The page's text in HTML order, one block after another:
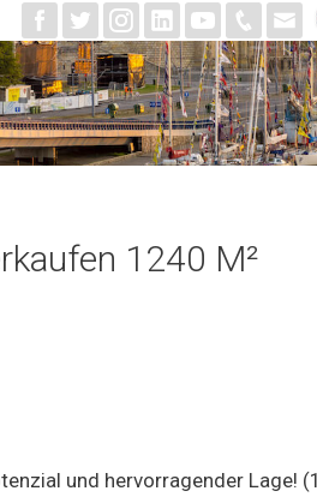
1240 M²
und hervorragender Lage!